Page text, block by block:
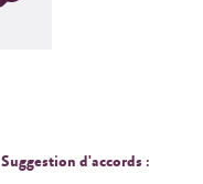
Suggestion d'accords :